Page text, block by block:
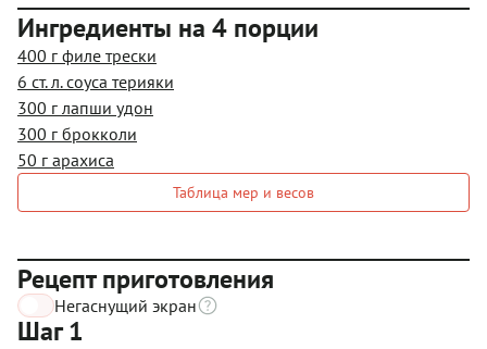
Ингредиенты на 4 порции
400 г филе трески
6 ст. л. соуса терияки
300 г лапши удон
300 г брокколи
50 г арахиса
Таблица мер и весов
Рецепт приготовления
Негаснущий экран
Шаг 1